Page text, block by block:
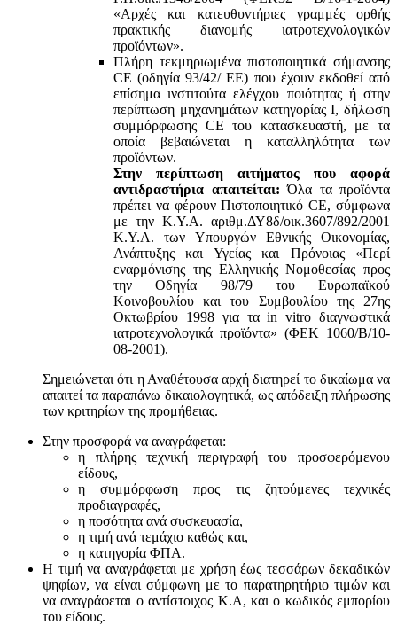
«Αρχές και κατευθυντήριες γραμμές ορθής
πρακτικής διανομής ιατροτεχνολογικών
προϊόντων».
Πλήρη τεκμηριωμένα πιστοποιητικά σήμανσης
CE (οδηγία 93/42/ ΕΕ) που έχουν εκδοθεί από
επίσημα ινστιτούτα ελέγχου ποιότητας ή στην
περίπτωση μηχανημάτων κατηγορίας Ι, δήλωση
συμμόρφωσης CE του κατασκευαστή, με τα
οποία βεβαιώνεται η καταλληλότητα των
προϊόντων.
Στην περίπτωση αιτήματος που αφορά
αντιδραστήρια απαιτείται: Όλα τα προϊόντα
πρέπει να φέρουν Πιστοποιητικό CE, σύμφωνα
με την Κ.Υ.Α. αριθμ.ΔΥ8δ/οικ.3607/892/2001
Κ.Υ.Α. των Υπουργών Εθνικής Οικονομίας,
Ανάπτυξης και Υγείας και Πρόνοιας «Περί
εναρμόνισης της Ελληνικής Νομοθεσίας προς
την Οδηγία 98/79 του Ευρωπαϊκού
Κοινοβουλίου και του Συμβουλίου της 27ης
Οκτωβρίου 1998 για τα in vitro διαγνωστικά
ιατροτεχνολογικά προϊόντα» (ΦΕΚ 1060/Β/10-
08-2001).
Σημειώνεται ότι η Αναθέτουσα αρχή διατηρεί το δικαίωμα να
απαιτεί τα παραπάνω δικαιολογητικά, ως απόδειξη πλήρωσης
των κριτηρίων της προμήθειας.
Στην προσφορά να αναγράφεται:
η πλήρης τεχνική περιγραφή του προσφερόμενου
είδους,
η συμμόρφωση προς τις ζητούμενες τεχνικές
προδιαγραφές,
η ποσότητα ανά συσκευασία,
η τιμή ανά τεμάχιο καθώς και,
η κατηγορία ΦΠΑ.
Η τιμή να αναγράφεται με χρήση έως τεσσάρων δεκαδικών
ψηφίων, να είναι σύμφωνη με το παρατηρητήριο τιμών και
να αναγράφεται ο αντίστοιχος Κ.Α, και ο κωδικός εμπορίου
του είδους.